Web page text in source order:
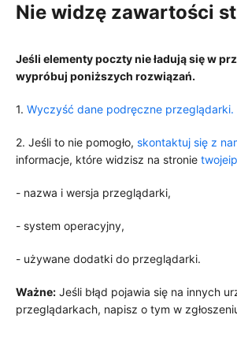
Nie widzę zawartości
Jeśli elementy poczty nie ładują się w
wypróbuj poniższych rozwiązań.
1. Wyczyść dane podręczne przeglądarki.
2. Jeśli to nie pomogło, skontaktuj się z
informacje, które widzisz na stronie
- nazwa i wersja przeglądarki,
- system operacyjny,
- używane dodatki do przeglądarki.
Ważne: Jeśli błąd pojawia się na innych
przeglądarkach, napisz o tym w